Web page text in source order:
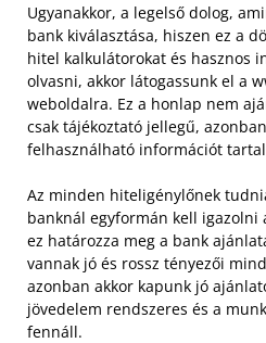
Ugyanakkor, a legelső dolog,
bank kiválasztása, hiszen ez a
hitel kalkulátorokat és hasznos
olvasni, akkor látogassunk el a
weboldalra. Ez a honlap nem
csak tájékoztató jellegű,
felhasználható információt
Az minden hiteligénylőnek
banknál egyformán kell igazolni
ez határozza meg a bank
vannak jó és rossz tényezői
azonban akkor kapunk jó
jövedelem rendszeres és a
fennáll.